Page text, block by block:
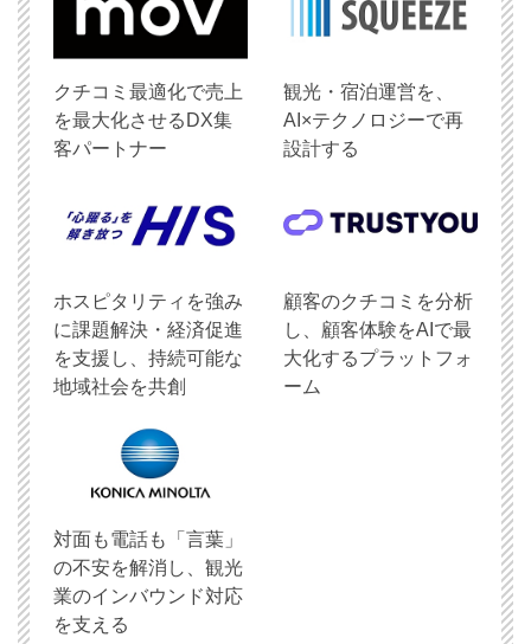
クチコミ最適化で売上
を最大化させるDX集
客パートナー
観光・宿泊運営を、
AI×テクノロジーで再
設計する
ホスピタリティを強み
に課題解決・経済促進
を支援し、持続可能な
地域社会を共創
顧客のクチコミを分析
し、顧客体験をAIで最
大化するプラットフォ
ーム
対面も電話も「言葉」
の不安を解消し、観光
業のインバウンド対応
を支える